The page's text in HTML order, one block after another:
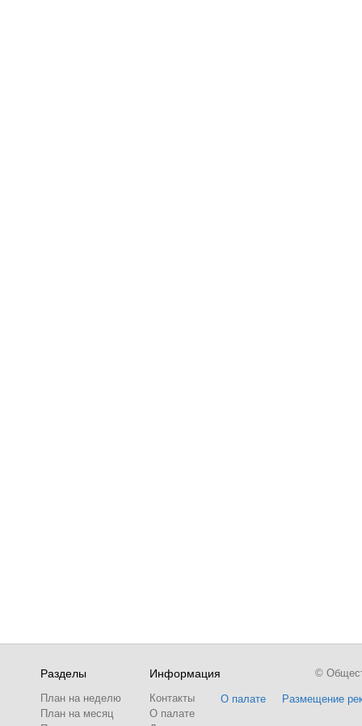
Разделы
План на неделю
План на месяц
Информация
Контакты
О палате
О палате Размещение
©